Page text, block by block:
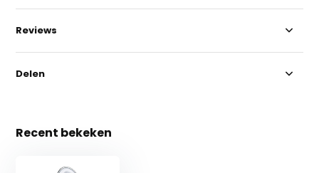
Reviews
Delen
Recent bekeken